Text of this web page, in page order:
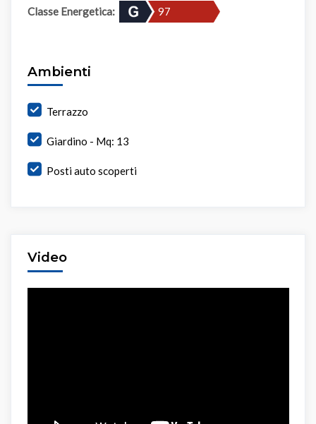
Classe Energetica: 97
Ambienti
Terrazzo
Giardino - Mq: 13
Posti auto scoperti
Video